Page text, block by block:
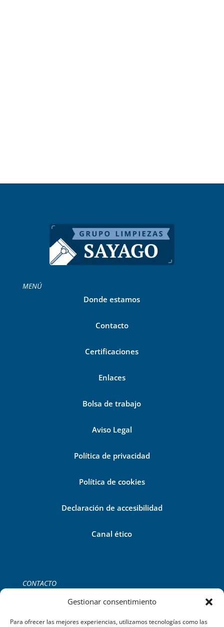
Gestionar consentimiento
Para ofrecer las mejores experiencias, utilizamos tecnologías como las
MENÚ
Donde estamos
Contacto
Certificaciones
Enlaces
Bolsa de trabajo
Aviso Legal
Política de privacidad
Política de cookies
Declaración de accesibilidad
Canal ético
CONTACTO
C/del Gremi de Ferrers, 39 2B,
Palma de Mallorca.